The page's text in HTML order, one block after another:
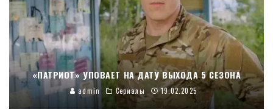
«ПАТРИОТ» УПОВАЕТ НА ДАТУ ВЫХОДА 5 СЕЗОНА
admin Сериалы 19.02.2025